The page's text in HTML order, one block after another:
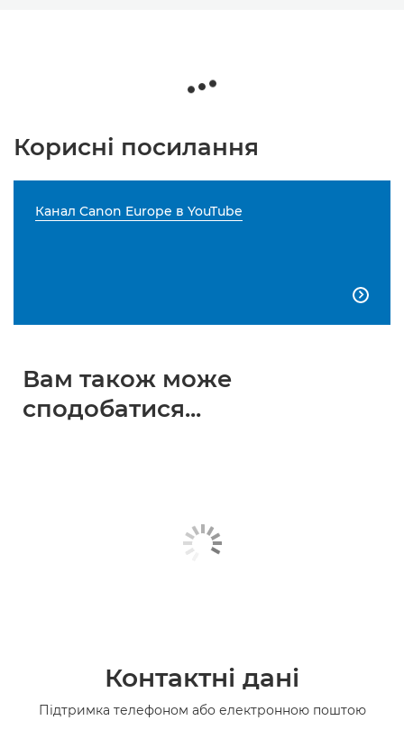
Корисні посилання
Канал Canon Europe в YouTube

Вам також може
сподобатися...
Контактні дані
Підтримка телефоном або електронною поштою